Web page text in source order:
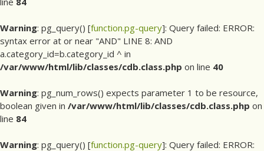
Warning: pg_query() [function.pg-query]: Query failed: ERROR:
syntax error at or near "AND" LINE 8: AND
a.category_id=b.category_id ^ in
/var/www/html/lib/classes/cdb.class.php on line 40
Warning: pg_num_rows() expects parameter 1 to be resource,
boolean given in /var/www/html/lib/classes/cdb.class.php on
line 84
Warning: pg_query() [function.pg-query]: Query failed: ERROR: